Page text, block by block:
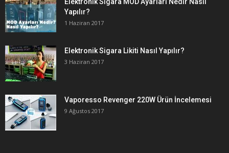
Yapılır?
1 Haziran 2017
Elektronik Sigara Likiti Nasıl Yapılır?
3 Haziran 2017
Vaporesso Revenger 220W Ürün İncelemesi
9 Ağustos 2017